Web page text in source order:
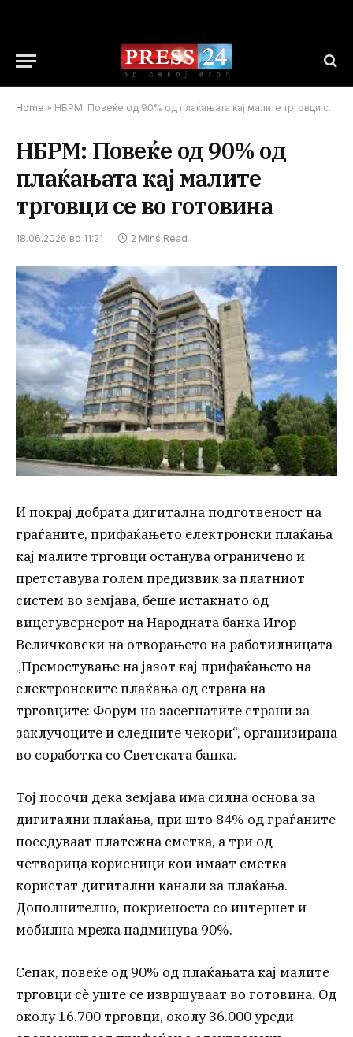
Home » НБРМ: Повеќе од 90% од плаќањата кај малите трговци се во готовина
НБРМ: Повеќе од 90% од
плаќањата кај малите
трговци се во готовина
18.06.2026 во 11:21 2 Mins Read
И покрај добрата дигитална подготвеност на
граѓаните, прифаќањето електронски плаќања
кај малите трговци останува ограничено и
претставува голем предизвик за платниот
систем во земјава, беше истакнато од
вицегувернерот на Народната банка Игор
Величковски на отворањето на работилницата
„Премостување на јазот кај прифаќањето на
електронските плаќања од страна на
трговците: Форум на засегнатите страни за
заклучоците и следните чекори“, организирана
во соработка со Светската банка.
Тој посочи дека земјава има силна основа за
дигитални плаќања, при што 84% од граѓаните
поседуваат платежна сметка, а три од
четворица корисници кои имаат сметка
користат дигитални канали за плаќања.
Дополнително, покриеноста со интернет и
мобилна мрежа надминува 90%.
Сепак, повеќе од 90% од плаќањата кај малите
трговци сè уште се извршуваат во готовина. Од
околу 16.700 трговци, околу 36.000 уреди